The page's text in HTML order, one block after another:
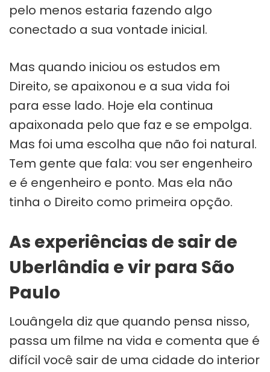
pelo menos estaria fazendo algo
conectado a sua vontade inicial.
Mas quando iniciou os estudos em
Direito, se apaixonou e a sua vida foi
para esse lado. Hoje ela continua
apaixonada pelo que faz e se empolga.
Mas foi uma escolha que não foi natural.
Tem gente que fala: vou ser engenheiro
e é engenheiro e ponto. Mas ela não
tinha o Direito como primeira opção.
As experiências de sair de
Uberlândia e vir para São
Paulo
Louângela diz que quando pensa nisso,
passa um filme na vida e comenta que é
difícil você sair de uma cidade do interior